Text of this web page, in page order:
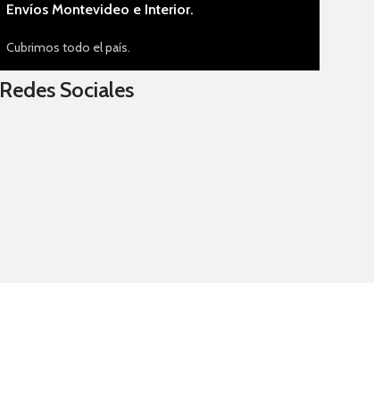
Envíos Montevideo e Interior.
Cubrimos todo el país.
Redes Sociales